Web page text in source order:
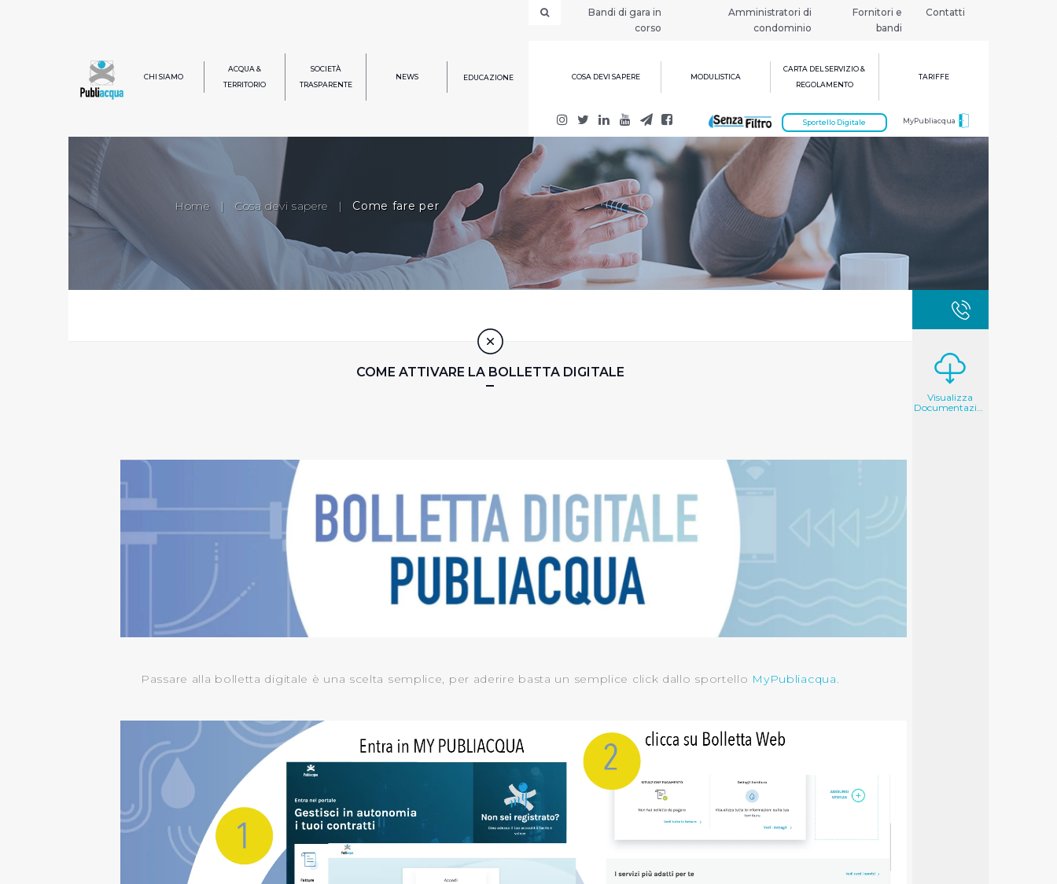
Bandi di gara in
corso
Amministratori di
condominio
Fornitori e
bandi
Contatti
CHI SIAMO
ACQUA &
TERRITORIO
SOCIETÀ
TRASPARENTE
NEWS EDUCAZIONE COSA DEVI SAPERE MODULISTICA
CARTA DEL SERVIZIO &
REGOLAMENTO
TARIFFE
MyPubliacqua
Sportello Digitale
Home | Cosa devi sapere | Come fare per
COME ATTIVARE LA BOLLETTA DIGITALE
Passare alla bolletta digitale è una scelta semplice, per aderire basta un semplice click dallo sportello MyPubliacqua.
Visualizza
Documentazione